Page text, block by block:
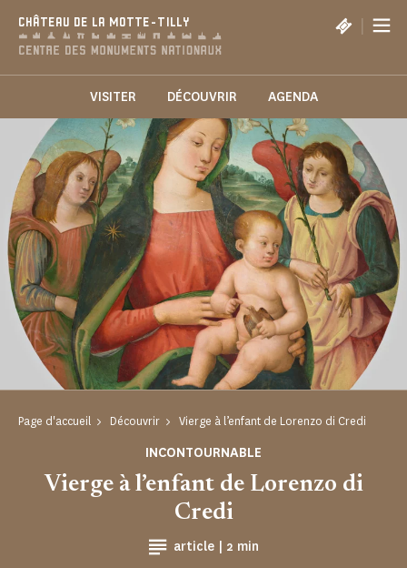
CHÂTEAU DE LA MOTTE-TILLY |
VISITER DÉCOUVRIR AGENDA
Page d'accueil Découvrir Vierge à l’enfant de Lorenzo di Credi
INCONTOURNABLE
article | Temps de Lecture
2 min
Vierge à l’enfant de Lorenzo di
Credi